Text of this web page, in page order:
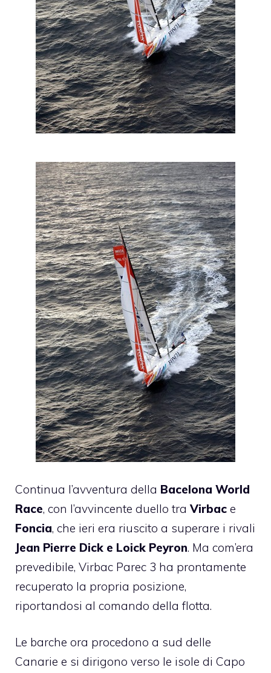
Continua l’avventura della Bacelona World
Race, con l’avvincente duello traVirbac e
Foncia, che ieri era riuscito a superare i rivali
Jean Pierre Dick e Loick Peyron. Ma com’era
prevedibile, Virbac Parec 3 ha prontamente
recuperato la propria posizione,
riportandosi al comando della flotta.
Le barche ora procedono a sud delle
Canarie e si dirigono verso le isole di Capo